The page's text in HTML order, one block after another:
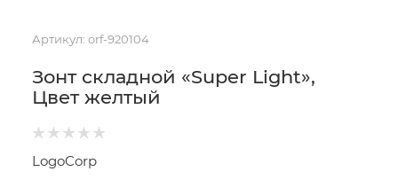
Артикул: orf-920104
Зонт складной «Super Light»,
Цвет желтый
LogoCorp